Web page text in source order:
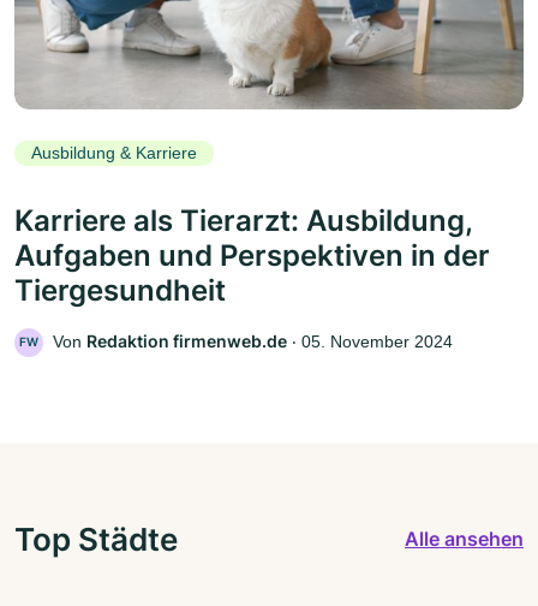
Ausbildung & Karriere
Karriere als Tierarzt: Ausbildung,
Aufgaben und Perspektiven in der
Tiergesundheit
FW Von Redaktion firmenweb.de ‧ 05. November 2024
Top Städte Alle ansehen